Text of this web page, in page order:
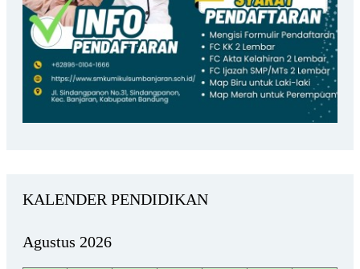
KALENDER PENDIDIKAN
Agustus 2026